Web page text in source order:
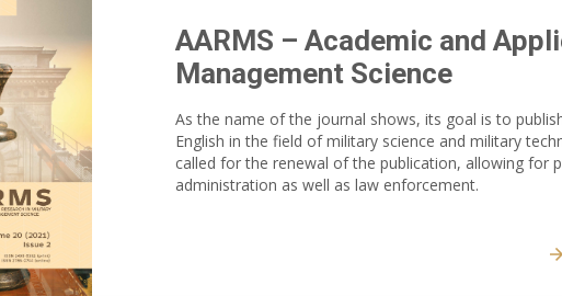
AARMS – Academic and
Management Science
As the name of the journal shows, its goal is to
English in the field of military science and military
called for the renewal of the publication, allowing for
administration as well as law enforcement.